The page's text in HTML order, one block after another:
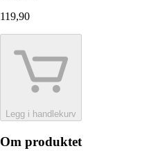
119,90
Legg i handlekurv
Om produktet